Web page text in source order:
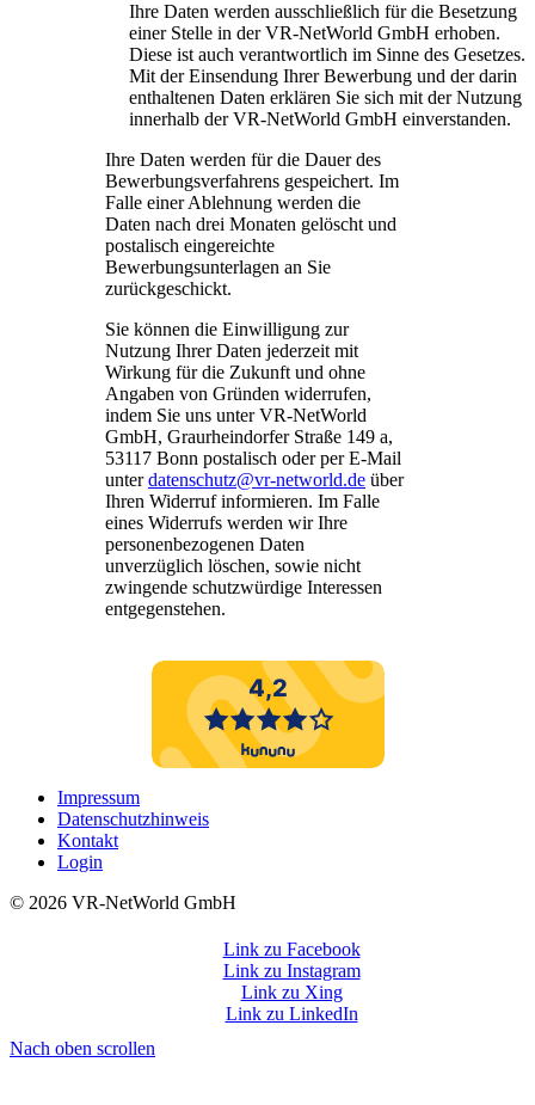
Ihre Daten werden ausschließlich für die Besetzung
einer Stelle in der VR-NetWorld GmbH erhoben.
Diese ist auch verantwortlich im Sinne des Gesetzes.
Mit der Einsendung Ihrer Bewerbung und der darin
enthaltenen Daten erklären Sie sich mit der Nutzung
innerhalb der VR-NetWorld GmbH einverstanden.
Ihre Daten werden für die Dauer des
Bewerbungsverfahrens gespeichert. Im
Falle einer Ablehnung werden die
Daten nach drei Monaten gelöscht und
postalisch eingereichte
Bewerbungsunterlagen an Sie
zurückgeschickt.
Sie können die Einwilligung zur
Nutzung Ihrer Daten jederzeit mit
Wirkung für die Zukunft und ohne
Angaben von Gründen widerrufen,
indem Sie uns unter VR-NetWorld
GmbH, Graurheindorfer Straße 149 a,
53117 Bonn postalisch oder per E-Mail
unterdatenschutz@vr-networld.de über
Ihren Widerruf informieren. Im Falle
eines Widerrufs werden wir Ihre
personenbezogenen Daten
unverzüglich löschen, sowie nicht
zwingende schutzwürdige Interessen
entgegenstehen.
Impressum
Datenschutzhinweis
Kontakt
Login
©️ 2026 VR-NetWorld GmbH
Link zu Facebook
Link zu Instagram
Link zu Xing
Link zu LinkedIn
Nach oben scrollen